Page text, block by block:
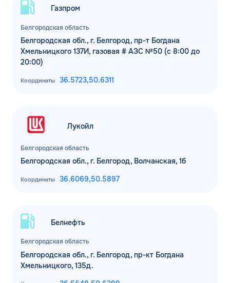
Белгородская область
Газпром
Белгородская обл., г. Белгород, пр-т Богдана
Хмельницкого 137И, газовая # АЗС №50 (с 8:00 до
20:00)
Координаты 36.5723,50.6311
Белгородская область
Лукойл
Белгородская обл., г. Белгород, Волчанская, 1б
Координаты 36.6069,50.5897
Белгородская область
Белнефть
Белгородская обл., г. Белгород, пр-кт Богдана
Хмельницкого, 135д.